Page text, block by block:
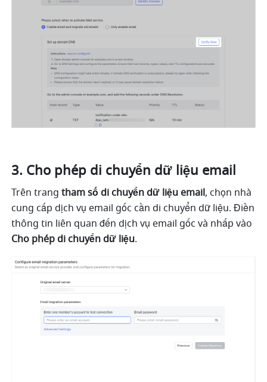
Cho phép di chuyển dữ liệu email
Trên trang tham số di chuyển dữ liệu email, chọn nhà
cung cấp dịch vụ email gốc cần di chuyển dữ liệu. Điền
Cho phép di chuyển dữ liệu.